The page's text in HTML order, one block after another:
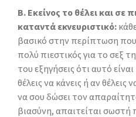
Β. Εκείνος το θέλει και σε
καταντά εκνευριστικό:
βασικό στην περίπτωση
πολύ πιεστικός για το σεξ
του εξηγήσεις ότι αυτό
θέλεις να κάνεις ή αν θέλεις
να σου δώσει τον
βιασύνη, απαιτείται